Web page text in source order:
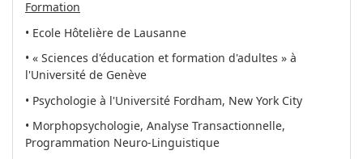
Formation
• Ecole Hôtelière de Lausanne
• « Sciences d'éducation et formation d'adultes » à
l'Université de Genève
• Psychologie à l'Université Fordham, New York City
• Morphopsychologie, Analyse Transactionnelle,
Programmation Neuro-Linguistique